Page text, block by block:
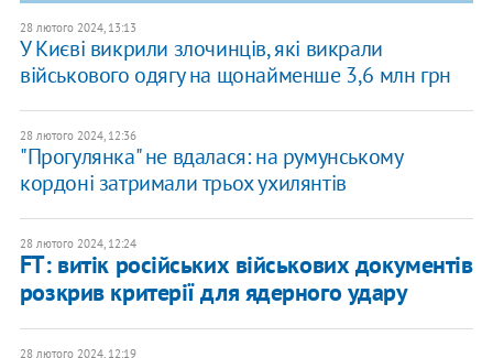
28 лютого 2024, 13:13
У Києві викрили злочинців, які викрали
військового одягу на щонайменше 3,6 млн грн
28 лютого 2024, 12:36
"Прогулянка" не вдалася: на румунському
кордоні затримали трьох ухилянтів
28 лютого 2024, 12:24
FT: витік російських військових документів
розкрив критерії для ядерного удару
28 лютого 2024, 12:19